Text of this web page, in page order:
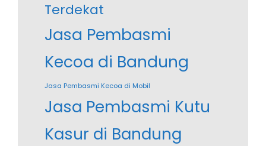
Terdekat
Jasa Pembasmi
Kecoa di Bandung
Jasa Pembasmi Kecoa di Mobil
Jasa Pembasmi Kutu
Kasur di Bandung